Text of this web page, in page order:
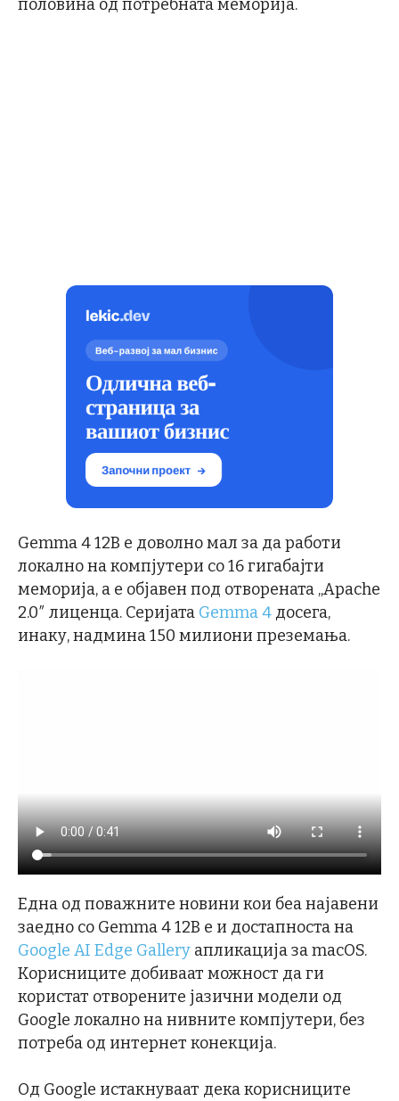
половина од потребната меморија.
Gemma 4 12B е доволно мал за да работи
локално на компјутери со 16 гигабајти
меморија, а е објавен под отворената „Apache
2.0″ лиценца. Серијата Gemma 4 досега,
инаку, надмина 150 милиони преземања.
Една од поважните новини кои беа најавени
заедно со Gemma 4 12B е и достапноста на
Google AI Edge Gallery апликација за macOS.
Корисниците добиваат можност да ги
користат отворените јазични модели од
Google локално на нивните компјутери, без
потреба од интернет конекција.
Од Google истакнуваат дека корисниците